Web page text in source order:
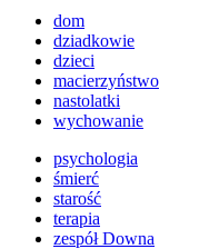
dom
dziadkowie
dzieci
macierzyństwo
nastolatki
wychowanie
psychologia
śmierć
starość
terapia
zespół Downa